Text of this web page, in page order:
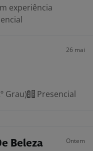
experiência
26 mai
Grau) Presencial
Beleza Ontem